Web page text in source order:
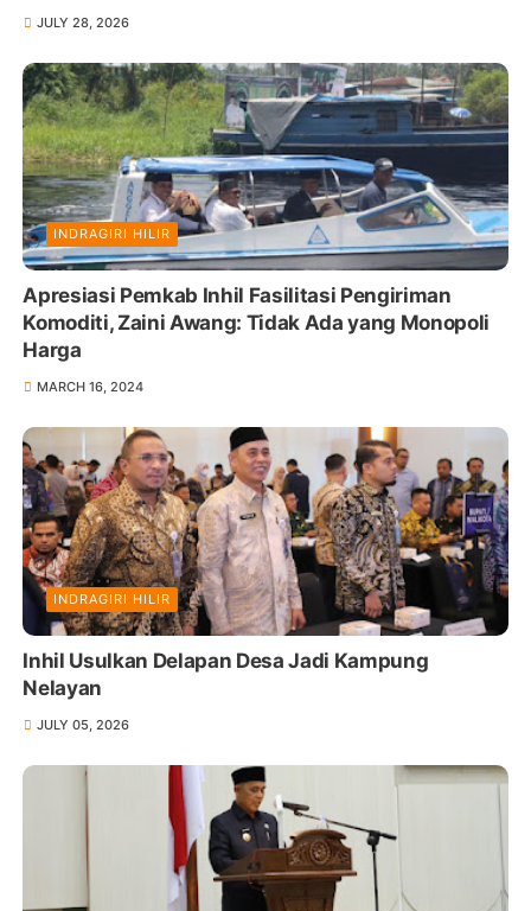
JULY 28, 2026
INDRAGIRI HILIR
Apresiasi Pemkab Inhil Fasilitasi Pengiriman
Komoditi, Zaini Awang: Tidak Ada yang Monopoli
Harga
MARCH 16, 2024
INDRAGIRI HILIR
Inhil Usulkan Delapan Desa Jadi Kampung
Nelayan
JULY 05, 2026